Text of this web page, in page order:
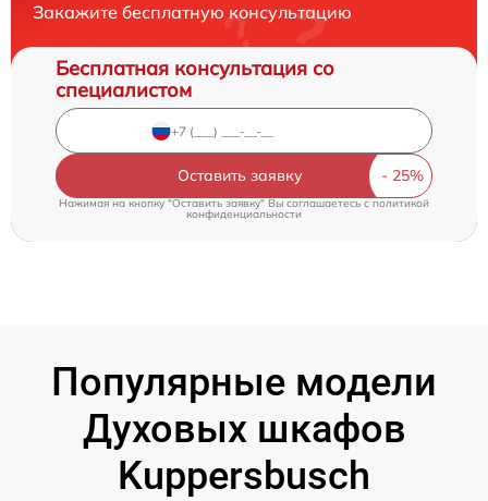
Закажите бесплатную консультацию
Бесплатная консультация со
специалистом
Оставить заявку
Нажимая на кнопку "Оставить заявку" Вы соглашаетесь c политикой
конфиденциальности
Популярные модели
Духовых шкафов
Kuppersbusch